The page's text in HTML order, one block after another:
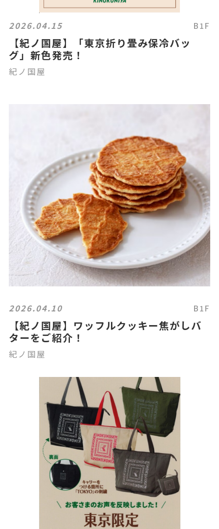
2026.04.15 B1F
【紀ノ国屋】「東京折り畳み保冷バッ
グ」新色発売！
紀ノ国屋
2026.04.10 B1F
【紀ノ国屋】ワッフルクッキー焦がしバ
ターをご紹介！
紀ノ国屋